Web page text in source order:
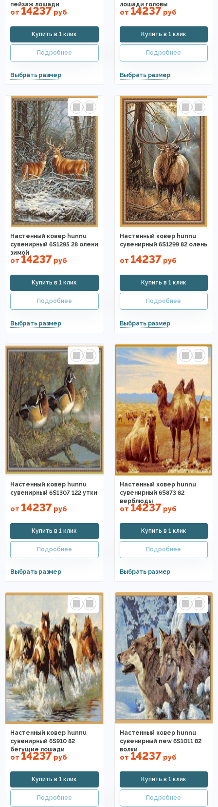
пейзаж лошади
от 14237 руб
лошади головы
от 14237 руб
Настенный ковер hunnu
сувенирный 6S1295 28 олени
зимой
от 14237 руб
Настенный ковер hunnu
сувенирный 6S1299 82 олень
от 14237 руб
Настенный ковер hunnu
сувенирный 6S1307 122 утки
от 14237 руб
Настенный ковер hunnu
сувенирный 6S873 82
верблюды
от 14237 руб
Настенный ковер hunnu
сувенирный 6S910 82
бегущие лошади
от 14237 руб
Настенный ковер hunnu
сувенирный new 6S1011 82
волки
от 14237 руб